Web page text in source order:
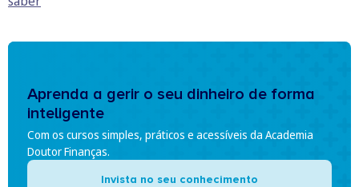
Aprenda a gerir o seu dinheiro de forma
inteligente
Com os cursos simples, práticos e acessíveis da Academia
Doutor Finanças.
Invista no seu conhecimento